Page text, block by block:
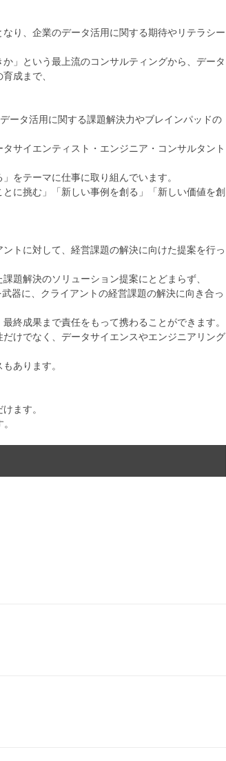
り、企業のデータ活用に関する期待やリテラシー
」という最上流のコンサルティングから、データ
成まで、
ータ活用に関する課題解決力やブレインパッドの
サイエンティスト・エンジニア・コンサルタント
をテーマに仕事に取り組んでいます。
に挑む」「新しい事例を創る」「新しい価値を創
トに対して、経営課題の解決に向けた提案を行っ
題解決のソリューション提案にとどまらず、
器に、クライアントの経営課題の解決に向き合っ
終成果まで責任をもって携わることができます。
けでなく、データサイエンスやエンジニアリング
あります。
ます。